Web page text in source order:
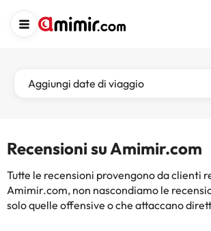
Aggiungi date di viaggio
Recensioni su Amimir.com
Tutte le recensioni provengono da clienti
Amimir.com, non nascondiamo le
solo quelle offensive o che attaccano